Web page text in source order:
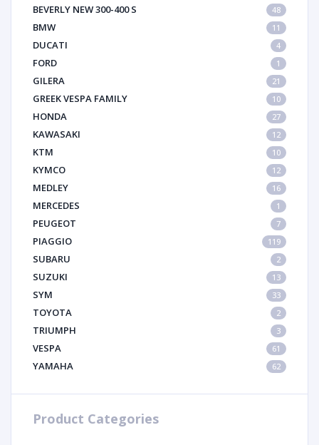
BEVERLY NEW 300-400 S 48
BMW 11
DUCATI 4
FORD 1
GILERA 21
GREEK VESPA FAMILY 10
HONDA 27
KAWASAKI 12
KTM 10
KYMCO 12
MEDLEY 16
MERCEDES 1
PEUGEOT 7
PIAGGIO 119
SUBARU 2
SUZUKI 13
SYM 33
TOYOTA 2
TRIUMPH 3
VESPA 61
YAMAHA 62
Product Categories